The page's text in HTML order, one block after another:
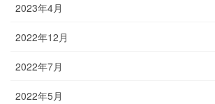
2023年4月
2022年12月
2022年7月
2022年5月